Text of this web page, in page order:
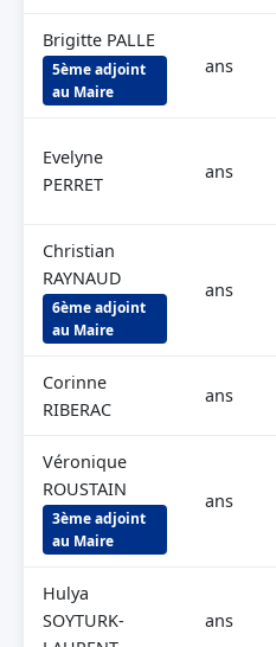
Brigitte PALLE
5ème adjoint
au Maire
ans
Evelyne
PERRET
ans
Christian
RAYNAUD
6ème adjoint
au Maire
ans
Corinne
RIBERAC
ans
Véronique
ROUSTAIN
3ème adjoint
au Maire
ans
Hulya
SOYTURK-
ans